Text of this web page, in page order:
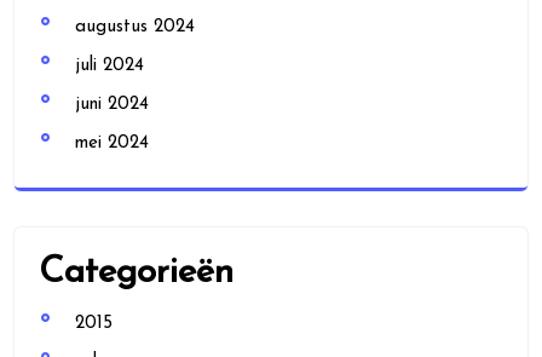
augustus 2024
juli 2024
juni 2024
mei 2024
Categorieën
2015